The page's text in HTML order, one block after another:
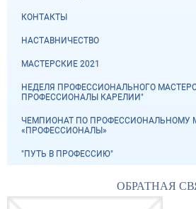
КОНТАКТЫ
НАСТАВНИЧЕСТВО
МАСТЕРСКИЕ 2021
НЕДЕЛЯ ПРОФЕССИОНАЛЬНОГО
ПРОФЕССИОНАЛЫ КАРЕЛИИ"
ЧЕМПИОНАТ ПО ПРОФЕССИОНАЛЬНОМУ
«ПРОФЕССИОНАЛЫ»
"ПУТЬ В ПРОФЕССИЮ"
ОБРАТНАЯ